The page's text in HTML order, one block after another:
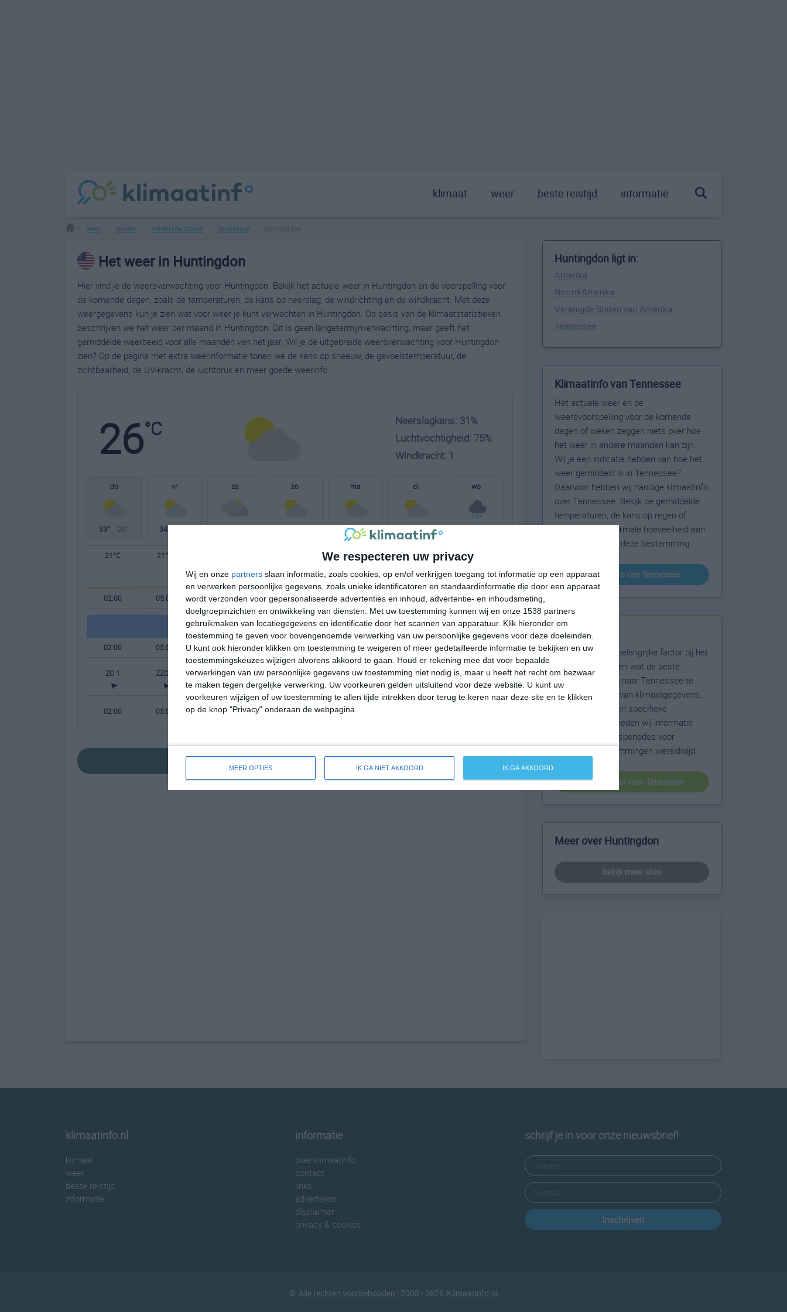
We respecteren uw privacy
Wij en onze partners slaan informatie, zoals cookies, op en/of verkrijgen toegang tot informatie op een apparaat
en verwerken persoonlijke gegevens, zoals unieke identificatoren en standaardinformatie die door een apparaat
wordt verzonden voor gepersonaliseerde advertenties en inhoud, advertentie- en inhoudsmeting,
doelgroepinzichten en ontwikkeling van diensten.
Met uw toestemming kunnen wij en onze 1538 partners
gebruikmaken van locatiegegevens en identificatie door het scannen van apparatuur. Klik hieronder om
toestemming te geven voor bovengenoemde verwerking van uw persoonlijke gegevens voor deze doeleinden.
U kunt ook hieronder klikken om toestemming te weigeren of meer gedetailleerde informatie te bekijken en uw
toestemmingskeuzes wijzigen alvorens akkoord te gaan.
Houd er rekening mee dat voor bepaalde
verwerkingen van uw persoonlijke gegevens uw toestemming niet nodig is, maar u heeft het recht om bezwaar
te maken tegen dergelijke verwerking. Uw voorkeuren gelden uitsluitend voor deze website. U kunt uw
voorkeuren wijzigen of uw toestemming te allen tijde intrekken door terug te keren naar deze site en te klikken
op de knop "Privacy" onderaan de webpagina.
MEER OPTIES IK GA NIET AKKOORD IK GA AKKOORD
klimaat weer beste reistijd informatie
weer landen verenigde staten tennessee
Het weer in Huntingdon
Hier vind je de weersverwachting voor Huntingdon. Bekijk het actuele weer in Huntingdon en de voorspelling voor
de komende dagen, zoals de temperaturen, de kans op neerslag, de windrichting en de windkracht. Met deze
weergegevens kun je zien wat voor weer je kunt verwachten in Huntingdon. Op basis van de klimaatstatistieken
beschrijven we het weer per maand in Huntingdon. Dit is geen langetermijnverwachting, maar geeft het
gemiddelde weerbeeld voor alle maanden van het jaar. Wil je de uitgebreide weersverwachting voor Huntingdon
zien? Op de pagina met extra weerinformatie tonen we de kans op sneeuw, de gevoelstemperatuur, de
zichtbaarheid, de UV-kracht, de luchtdruk en meer goede weerinfo.
26°C
Neerslagkans: 31%
Luchtvochtigheid: 75%
Windkracht: 1
do
33° 20°
vr
34°
za zo ma
34° 22°
di
22°
wo
21°C 21°C 33°C 32°C 27°C 24°C
02:00 05:00 08:00 11:00 14:00 17:00 20:00 23:00
02:00 05:00 08:00 11:00 14:00 17:00 20:00 23:00
ZO 1 ZZO 1 Z 1 ZW 1 W 1 ZO 1 ZO 1 ZZO 1
02:00 05:00 08:00 11:00 14:00
bekijk de uitgebreide weersverwachting voor Huntingdon
Huntingdon ligt in:
Amerika
Noord-Amerika
Verenigde Staten van Amerika
Tennessee
Klimaatinfo van Tennessee
Het actuele weer en de
weersvoorspelling voor de komende
dagen of weken zeggen niets over hoe
het weer in andere maanden kan zijn.
Wil je een indicatie hebben van hoe het
weer gemiddeld is in Tennessee?
Daarvoor hebben wij handige klimaatinfo
over Tennessee. Bekijk de gemiddelde
temperaturen, de kans op regen of
sneeuw en de normale hoeveelheid aan
zonneschijn voor deze bestemming.
klimaatinfo van Tennessee
Beste reistijd
Het weer is een belangrijke factor bij het
reizen. Wil je weten wat de beste
maanden zijn om naar Tennessee te
reizen? Op basis van klimaatgegevens,
weersextremen en specifieke
weerinformatie bieden wij informatie
over de beste reisperiodes voor
duizenden bestemmingen wereldwijd.
beste reistijd voor Tennessee
Meer over Huntingdon
bekijk meer sites
klimaatinfo.nl
klimaat
weer
beste reistijd
informatie
informatie
over klimaatinfo
contact
links
adverteren
disclaimer
privacy & cookies
schrijf je in voor onze nieuwsbrief!
Inschrijven
© Alle rechten voorbehouden | 2008 - 2026 Klimaatinfo.nl